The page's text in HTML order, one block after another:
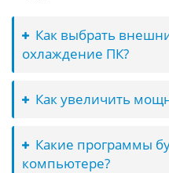
Как выбрать
охлаждение ПК?
Как увеличить
Какие программы
компьютере?